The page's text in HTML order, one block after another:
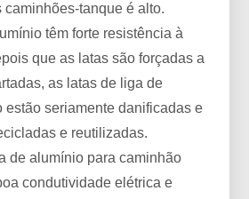
caminhões-tanque é alto.
têm forte resistência à
que as latas são forçadas a
as latas de liga de
estão seriamente danificadas e
e reutilizadas.
de alumínio para caminhão
condutividade elétrica e